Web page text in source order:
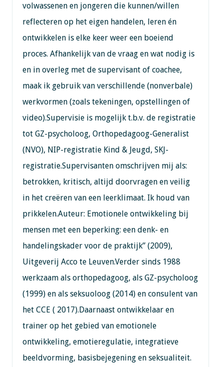
volwassenen en jongeren die kunnen/willen
reflecteren op het eigen handelen, leren én
ontwikkelen is elke keer weer een boeiend
proces. Afhankelijk van de vraag en wat nodig is
en in overleg met de supervisant of coachee,
maak ik gebruik van verschillende (nonverbale)
werkvormen (zoals tekeningen, opstellingen of
video).Supervisie is mogelijk t.b.v. de registratie
tot GZ-psycholoog, Orthopedagoog-Generalist
(NVO), NIP-registratie Kind & Jeugd, SKJ-
registratie.Supervisanten omschrijven mij als:
betrokken, kritisch, altijd doorvragen en veilig
in het creëren van een leerklimaat. Ik houd van
prikkelen.Auteur: Emotionele ontwikkeling bij
mensen met een beperking: een denk- en
handelingskader voor de praktijk” (2009),
Uitgeverij Acco te Leuven.Verder sinds 1988
werkzaam als orthopedagoog, als GZ-psycholoog
(1999) en als seksuoloog (2014) en consulent van
het CCE ( 2017).Daarnaast ontwikkelaar en
trainer op het gebied van emotionele
ontwikkeling, emotieregulatie, integratieve
beeldvorming, basisbejegening en seksualiteit.